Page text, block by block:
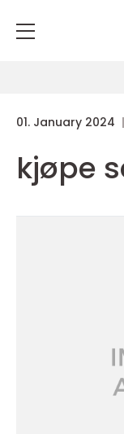
01. January 2024
kjøpe